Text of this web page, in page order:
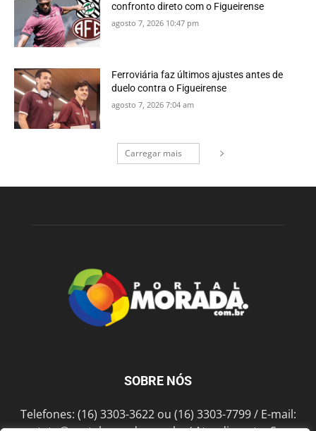
confronto direto com o Figueirense
agosto 7, 2026 10:47 pm
Ferroviária faz últimos ajustes antes de
duelo contra o Figueirense
agosto 7, 2026 7:04 am
Carregar mais
SOBRE NÓS
Telefones: (16) 3303-3622 ou (16) 3303-7799 / E-mail: